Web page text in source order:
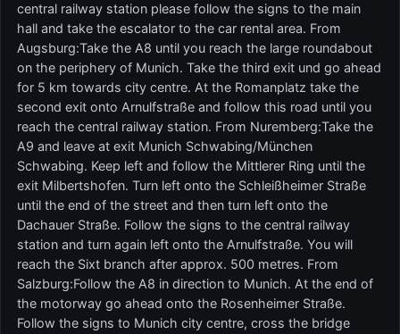
central railway station please follow the signs to the main
hall and take the escalator to the car rental area. From
Augsburg:Take the A8 until you reach the large roundabout
on the periphery of Munich. Take the third exit und go ahead
for 5 km towards city centre. At the Romanplatz take the
second exit onto Arnulfstraße and follow this road until you
reach the central railway station. From Nuremberg:Take the
A9 and leave at exit Munich Schwabing/München
Schwabing. Keep left and follow the Mittlerer Ring until the
exit Milbertshofen. Turn left onto the Schleißheimer Straße
until the end of the street and then turn left onto the
Dachauer Straße. Follow the signs to the central railway
station and turn again left onto the Arnulfstraße. You will
reach the Sixt branch after approx. 500 metres. From
Salzburg:Follow the A8 in direction to Munich. At the end of
the motorway go ahead onto the Rosenheimer Straße.
Follow the signs to Munich city centre, cross the bridge